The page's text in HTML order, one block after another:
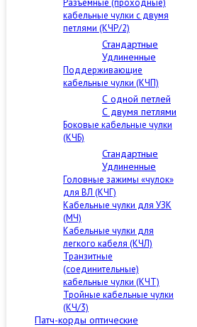
Разъемные (проходные)
кабельные чулки с двумя
петлями (КЧР/2)
Стандартные
Удлиненные
Поддерживающие
кабельные чулки (КЧП)
С одной петлей
С двумя петлями
Боковые кабельные чулки
(КЧБ)
Стандартные
Удлиненные
Головные зажимы «чулок»
для ВЛ (КЧГ)
Кабельные чулки для УЗК
(МЧ)
Кабельные чулки для
легкого кабеля (КЧЛ)
Транзитные
(соединительные)
кабельные чулки (КЧТ)
Тройные кабельные чулки
(КЧ/3)
Патч-корды оптические